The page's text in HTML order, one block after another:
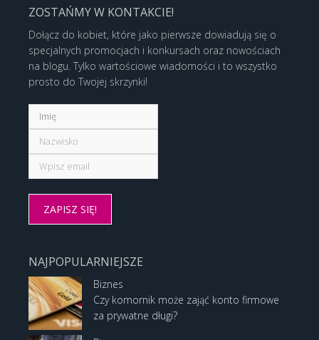
ZOSTAŃMY W KONTAKCIE!
Dołącz do kobiet, które jako pierwsze dowiadują się o
specjalnych promocjach i konkursach oraz nowościach
na blogu. Tylko wartościowe wiadomości i to wszystko
prosto do Twojej skrzynki!
NAJPOPULARNIEJSZE
Biznes
Czy komornik może zająć konto firmowe
za prywatne długi?